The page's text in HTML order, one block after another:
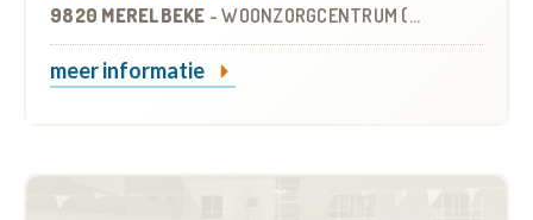
9820 MERELBEKE -WOONZORGCENTRUM (WZC)
meer informatie